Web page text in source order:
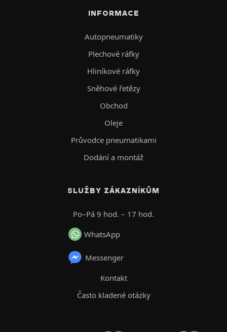
INFORMACE
Autopneumatiky
Plechové ráfky
Hliníkové ráfky
Sněhové řetězy
Obchod
Oleje
Průvodce pneumatikami
Dodání a montáž
SLUŽBY ZÁKAZNÍKŮM
Po–Pá 9 hod. – 17 hod.
WhatsApp
Messenger
Kontakt
Často kladené otázky